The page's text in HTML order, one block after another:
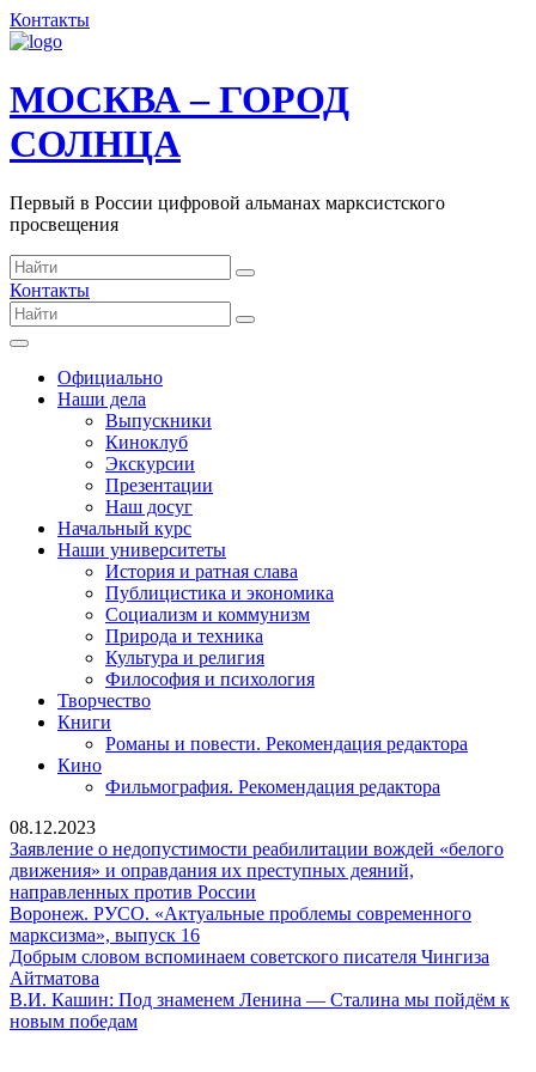
Контакты
МОСКВА – ГОРОД
СОЛНЦА
Первый в России цифровой альманах марксистского
просвещения
Контакты
Официально
Наши дела
Выпускники
Киноклуб
Экскурсии
Презентации
Наш досуг
Начальный курс
Наши университеты
История и ратная слава
Публицистика и экономика
Социализм и коммунизм
Природа и техника
Культура и религия
Философия и психология
Творчество
Книги
Романы и повести. Рекомендация редактора
Кино
Фильмография. Рекомендация редактора
08.12.2023
Заявление о недопустимости реабилитации вождей «белого
движения» и оправдания их преступных деяний,
направленных против России
о
реабилитации
«белого
Воронеж. РУСО. «Актуальные проблемы современного
марксизма», выпуск 16Воронеж.
РУСО.
проблемы
Добрым словом вспоминаем советского писателя Чингиза
Айтматова
словом
вспоминаем
В.И. Кашин: Под знаменем Ленина — Сталина мы пойдём к
новым победамВ.И.